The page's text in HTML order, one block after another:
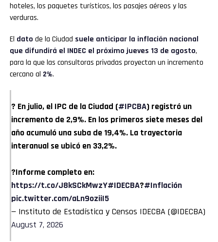
hoteles, los paquetes turísticos, los pasajes aéreos y las
verduras.
El dato de la Ciudad suele anticipar la inflación nacional
que difundirá el INDEC el próximo jueves 13 de agosto,
para la que las consultoras privadas proyectan un incremento
cercano al 2%.
? En julio, el IPC de la Ciudad (#IPCBA) registró un
incremento de 2,9%. En los primeros siete meses del
año acumuló una suba de 19,4%. La trayectoria
interanual se ubicó en 33,2%.
?Informe completo en:
https://t.co/J8kSCkMwzY#IDECBA?#Inflación
pic.twitter.com/aLn9oziiI5
— Instituto de Estadística y Censos IDECBA (@IDECBA)
August 7, 2026